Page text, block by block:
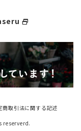
select_window
商取引法に関する記述
reserverd.